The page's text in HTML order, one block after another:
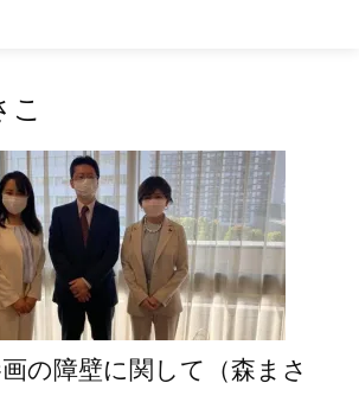
こ
の障壁に関して（森まさ